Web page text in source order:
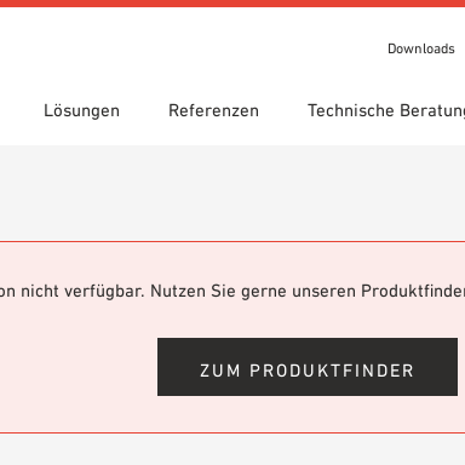
Downloads
Showroom 7th Floor
Lösungen Referenzen Technische
nicht verfügbar. Nutzen Sie gerne unseren
ZUM PRODUKTFINDER